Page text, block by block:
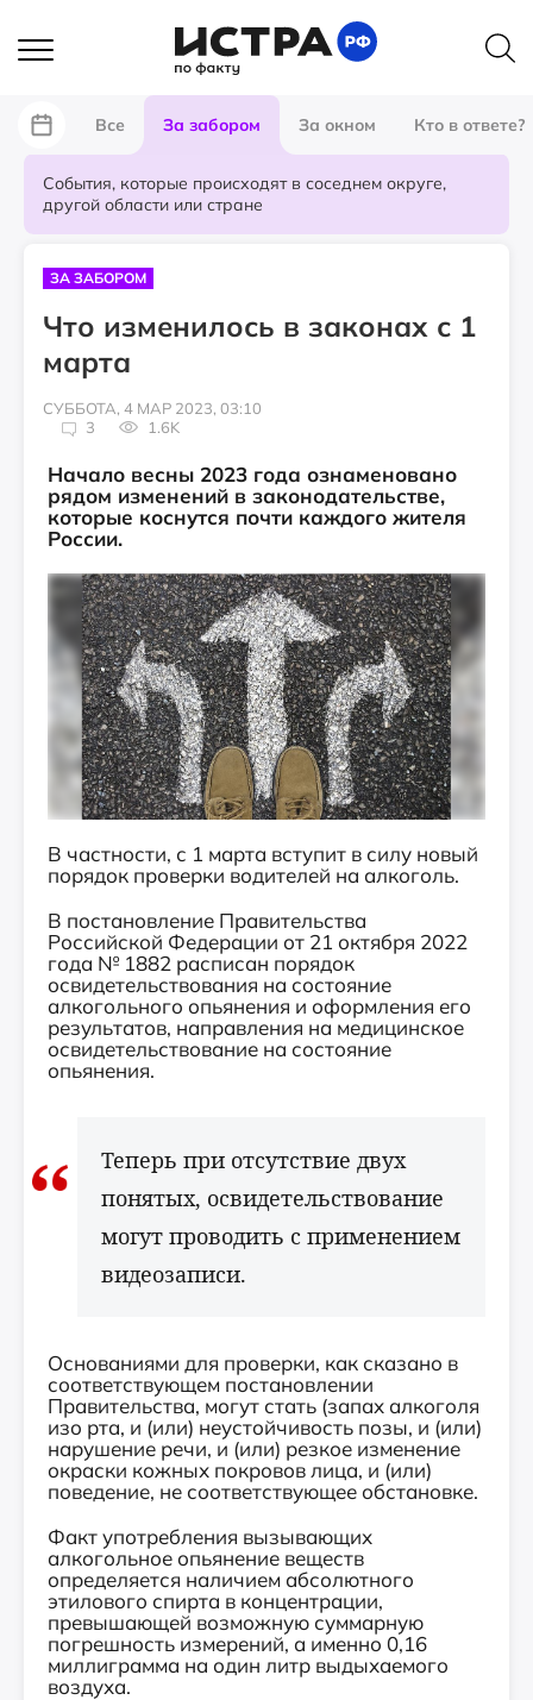
Все За забором За окном Кто в ответе?
События, которые происходят в соседнем округе,
другой области или стране
ЗА ЗАБОРОМ
Что изменилось в законах с 1
марта
СУББОТА, 4 МАР 2023, 03:10
3
1.6K
Начало весны 2023 года ознаменовано
рядом изменений в законодательстве,
которые коснутся почти каждого жителя
России.
В частности, с 1 марта вступит в силу новый
порядок проверки водителей на алкоголь.
В постановление Правительства
Российской Федерации от 21 октября 2022
года № 1882 расписан порядок
освидетельствования на состояние
алкогольного опьянения и оформления его
результатов, направления на медицинское
освидетельствование на состояние
опьянения.
Теперь при отсутствие двух
понятых, освидетельствование
могут проводить с применением
видеозаписи.
Основаниями для проверки, как сказано в
соответствующем постановлении
Правительства, могут стать (запах алкоголя
изо рта, и (или) неустойчивость позы, и (или)
нарушение речи, и (или) резкое изменение
окраски кожных покровов лица, и (или)
поведение, не соответствующее обстановке.
Факт употребления вызывающих
алкогольное опьянение веществ
определяется наличием абсолютного
этилового спирта в концентрации,
превышающей возможную суммарную
погрешность измерений, а именно 0,16
миллиграмма на один литр выдыхаемого
воздуха.